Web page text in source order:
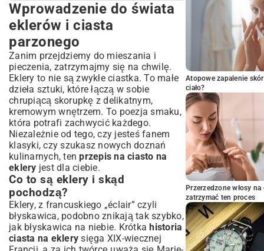
Wprowadzenie do świata eklerów i
ciasta parzonego
Co to są eklery i skąd pochodzą?
Dlaczego warto zrobić ciasto parzone
samodzielnie?
Niezbędne składniki idealnego ciasta na
eklery
Jajka – klucz do puszystości
Masło, woda i mąka – proporcje mają
znaczenie
Szczypta soli i cukru – sekret smaku
Krok po kroku: Jak przygotować
perfekcyjne ciasto parzone?
Gotowanie bazy: od czego zacząć?
Dodawanie mąki i zaparzanie ciasta
Stopniowe wbijanie jajek – technika ma
znaczenie
Konsystencja ciasta – jak rozpoznać
idealną?
Sekrety pieczenia: Uzyskanie
Wprowadzenie do świata
eklerów i ciasta
parzonego
Zanim przejdziemy do mieszania i
pieczenia, zatrzymajmy się na chwilę.
Eklery to nie są zwykłe ciastka. To małe
dzieła sztuki, które łączą w sobie
chrupiącą skorupkę z delikatnym,
kremowym wnętrzem. To poezja smaku,
która potrafi zachwycić każdego.
Niezależnie od tego, czy jesteś fanem
klasyki, czy szukasz nowych doznań
kulinarnych, tenprzepis na ciasto na
eklery jest dla ciebie.
Co to są eklery i skąd
pochodzą?
Eklery, z francuskiego „éclair” czyli
błyskawica, podobno znikają tak szybko,
jak błyskawica na niebie. Krótkahistoria
ciasta na eklery sięga XIX-wiecznej
Atopowe zapalenie
ciało?
Przerzedzone włosy
zatrzymać ten proces